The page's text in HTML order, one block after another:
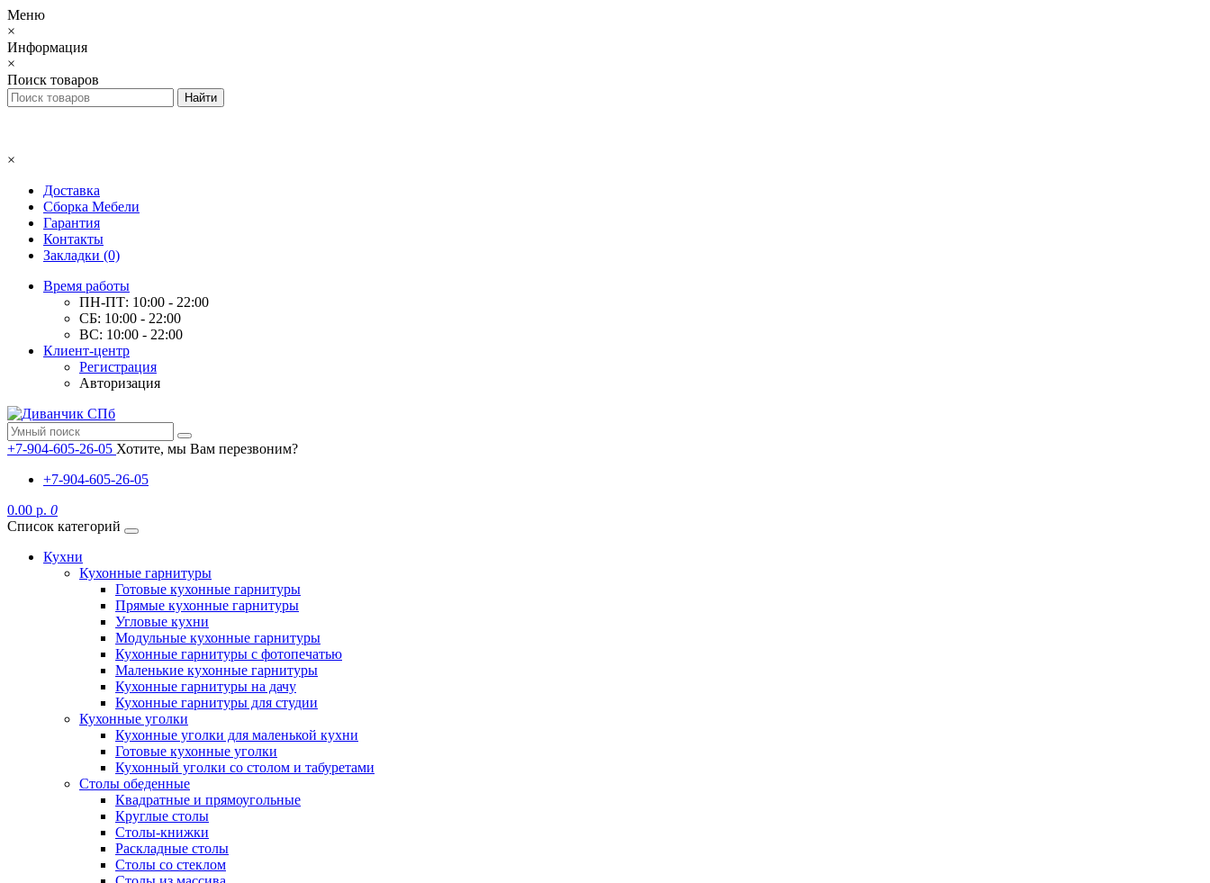
Меню
×
Информация
×
Поиск товаров
×
Доставка
Сборка Мебели
Гарантия
Контакты
Закладки (0)
Время работы
ПН-ПТ: 10:00 - 22:00
СБ: 10:00 - 22:00
ВС: 10:00 - 22:00
Клиент-центр
Регистрация
Авторизация
+7-904-605-26-05 Хотите, мы Вам перезвоним?
+7-904-605-26-05
0.00 р. 0
Список категорий
Кухни
Кухонные гарнитуры
Готовые кухонные гарнитуры
Прямые кухонные гарнитуры
Угловые кухни
Модульные кухонные гарнитуры
Кухонные гарнитуры с фотопечатью
Маленькие кухонные гарнитуры
Кухонные гарнитуры на дачу
Кухонные гарнитуры для студии
Кухонные уголки
Кухонные уголки для маленькой кухни
Готовые кухонные уголки
Кухонный уголки со столом и табуретами
Столы обеденные
Квадратные и прямоугольные
Круглые столы
Столы-книжки
Раскладные столы
Столы со стеклом